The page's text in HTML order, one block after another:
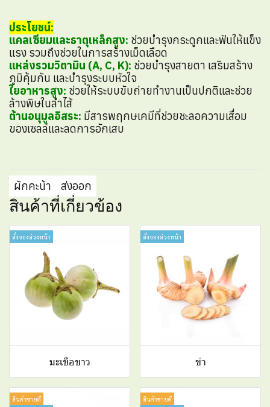
ประโยชน์:
แคลเซียมและธาตุเหล็กสูง: ช่วยบำรุงกระดูกและฟันให้แข็ง
แรง รวมถึงช่วยในการสร้างเม็ดเลือด
แหล่งรวมวิตามิน (A, C, K): ช่วยบำรุงสายตา เสริมสร้าง
ภูมิคุ้มกัน และบำรุงระบบหัวใจ
ใยอาหารสูง: ช่วยให้ระบบขับถ่ายทำงานเป็นปกติและช่วย
ล้างพิษในลำไส้
ต้านอนุมูลอิสระ: มีสารพฤกษเคมีที่ช่วยชะลอความเสื่อม
ของเซลล์และลดการอักเสบ
ผักคะน้า ส่งออก
สินค้าที่เกี่ยวข้อง
สั่งจองล่วงหน้า
มะเขือขาว
สั่งจองล่วงหน้า
ข่า
สินค้าขายดี
สินค้าขายดี